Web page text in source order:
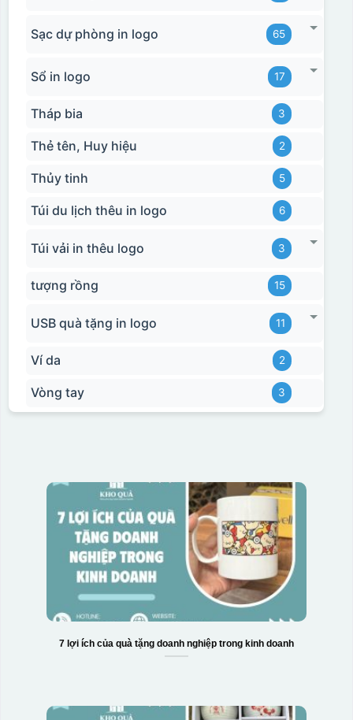
Sạc dự phòng in logo 65
Sổ in logo 17
Tháp bia 3
Thẻ tên, Huy hiệu 2
Thủy tinh 5
Túi du lịch thêu in logo 6
Túi vải in thêu logo 3
tượng rồng 15
USB quà tặng in logo 11
Ví da 2
Vòng tay 3
7 lợi ích của quà tặng doanh nghiệp trong kinh doanh